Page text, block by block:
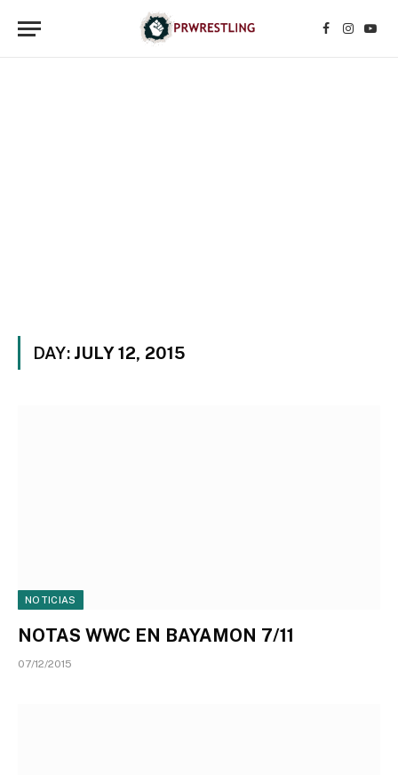
Facebook
DAY: JULY 12, 2015
NOTICIAS
NOTAS WWC EN BAYAMON 7/11
07/12/2015